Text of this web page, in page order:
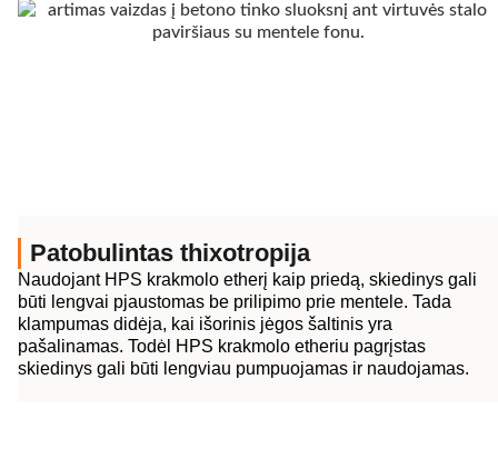
Patobulintas thixotropija
Naudojant HPS krakmolo etherį kaip priedą, skiedinys gali
būti lengvai pjaustomas be prilipimo prie mentele. Tada
klampumas didėja, kai išorinis jėgos šaltinis yra
pašalinamas. Todėl HPS krakmolo etheriu pagrįstas
skiedinys gali būti lengviau pumpuojamas ir naudojamas.